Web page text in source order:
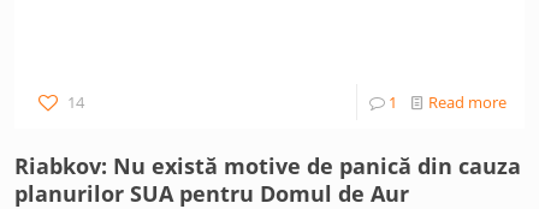
14 1 Read more
Riabkov: Nu există motive de panică din cauza
planurilor SUA pentru Domul de Aur